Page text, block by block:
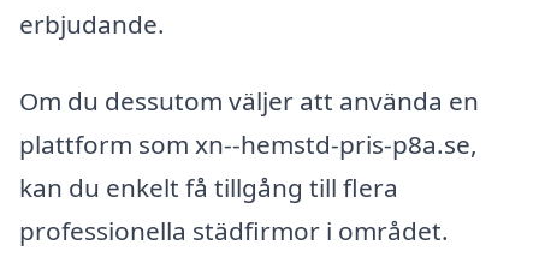
erbjudande.
Om du dessutom väljer att använda en
plattform som xn--hemstd-pris-p8a.se,
kan du enkelt få tillgång till flera
professionella städfirmor i området.